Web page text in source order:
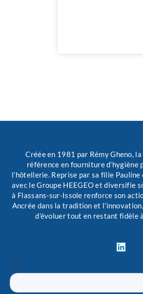
Créée en 1981 par Rémy Gheno,
référence en fourniture
l’hôtellerie. Reprise par sa fille
avec le Groupe HEEGEO et diversifie
à Flassans-sur-Issole renforce son
Ancrée dans la tradition et
d’évoluer tout en restant fidèle
L
i
k